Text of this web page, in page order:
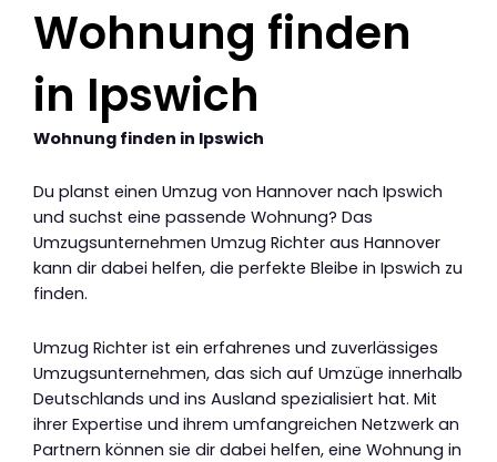
Wohnung finden
in Ipswich
Wohnung finden in Ipswich
Du planst einen Umzug von Hannover nach Ipswich
und suchst eine passende Wohnung? Das
Umzugsunternehmen Umzug Richter aus Hannover
kann dir dabei helfen, die perfekte Bleibe in Ipswich zu
finden.
Umzug Richter ist ein erfahrenes und zuverlässiges
Umzugsunternehmen, das sich auf Umzüge innerhalb
Deutschlands und ins Ausland spezialisiert hat. Mit
ihrer Expertise und ihrem umfangreichen Netzwerk an
Partnern können sie dir dabei helfen, eine Wohnung in